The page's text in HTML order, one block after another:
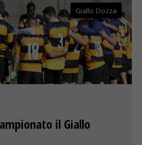
Giallo Dozza
il Giallo